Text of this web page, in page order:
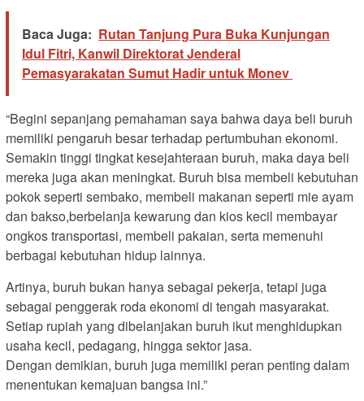
Baca Juga: Rutan Tanjung Pura Buka Kunjungan
Idul Fitri, Kanwil Direktorat Jenderal
Pemasyarakatan Sumut Hadir untuk Monev
“Begini sepanjang pemahaman saya bahwa daya beli buruh
memiliki pengaruh besar terhadap pertumbuhan ekonomi.
Semakin tinggi tingkat kesejahteraan buruh, maka daya beli
mereka juga akan meningkat. Buruh bisa membeli kebutuhan
pokok seperti sembako, membeli makanan seperti mie ayam
dan bakso,berbelanja kewarung dan kios kecil membayar
ongkos transportasi, membeli pakaian, serta memenuhi
berbagai kebutuhan hidup lainnya.
Artinya, buruh bukan hanya sebagai pekerja, tetapi juga
sebagai penggerak roda ekonomi di tengah masyarakat.
Setiap rupiah yang dibelanjakan buruh ikut menghidupkan
usaha kecil, pedagang, hingga sektor jasa.
Dengan demikian, buruh juga memiliki peran penting dalam
menentukan kemajuan bangsa ini.”